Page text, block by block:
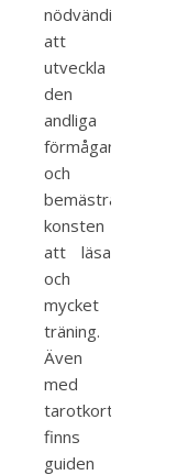
nödvändigt
att
utveckla
den
andliga
förmågan
och
bemästra
konsten
att läsa
och
mycket
träning.
Även
med
tarotkort
finns
guiden